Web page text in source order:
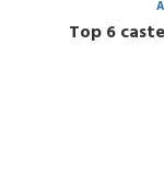
Top 6